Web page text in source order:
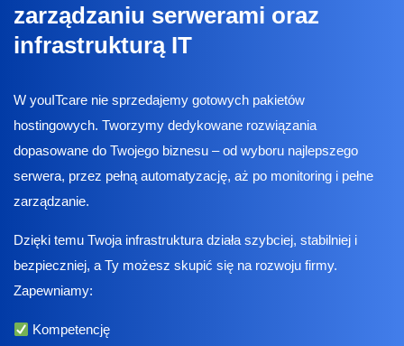
zarządzaniu serwerami oraz
infrastrukturą IT
W youITcare nie sprzedajemy gotowych pakietów
hostingowych. Tworzymy dedykowane rozwiązania
dopasowane do Twojego biznesu – od wyboru najlepszego
serwera, przez pełną automatyzację, aż po monitoring i pełne
zarządzanie.
Dzięki temu Twoja infrastruktura działa szybciej, stabilniej i
bezpieczniej, a Ty możesz skupić się na rozwoju firmy.
Zapewniamy:
Kompetencję